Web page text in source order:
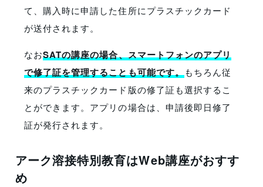
て、購入時に申請した住所にプラスチックカード
が送付されます。
なおSATの講座の場合、スマートフォンのアプリ
で修了証を管理することも可能です。もちろん従
来のプラスチックカード版の修了証も選択するこ
とができます。アプリの場合は、申請後即日修了
証が発行されます。
アーク溶接特別教育はWeb講座がおすす
め